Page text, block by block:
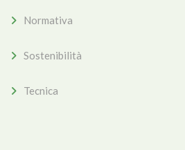
Normativa
Sostenibilità
Tecnica